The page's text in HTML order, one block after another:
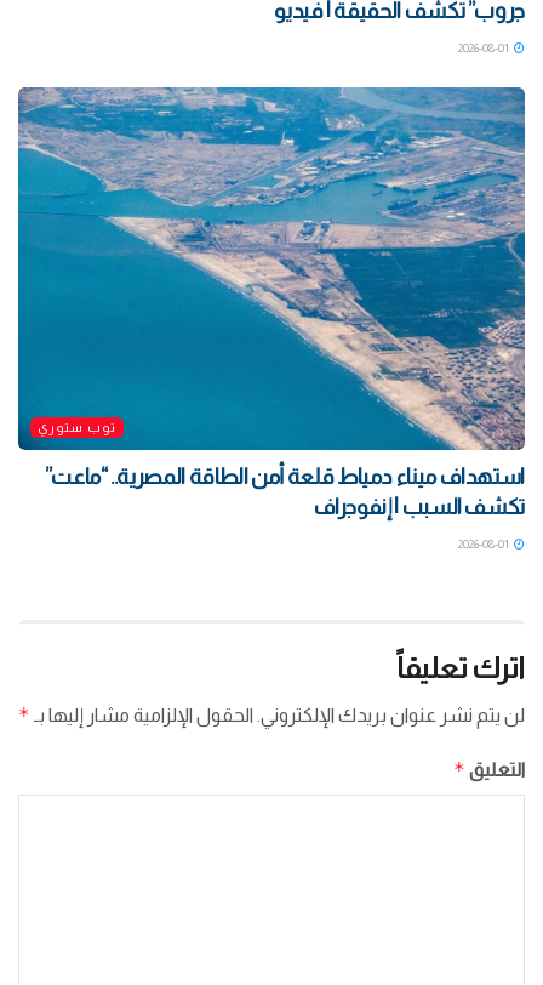
جروب” تكشف الحقيقة | فيديو
توب ستوري
استهداف ميناء دمياط قلعة أمن الطاقة المصرية.. “ماعت”
تكشف السبب | إنفوجراف
اترك تعليقاً
لن يتم نشر عنوان بريدك الإلكتروني. الحقول الإلزامية مشار إليها بـ *
التعليق *